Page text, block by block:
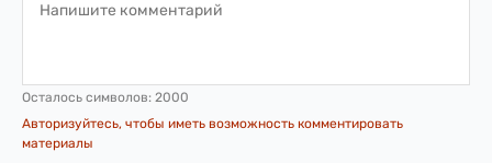
Осталось символов: 2000
Авторизуйтесь, чтобы иметь возможность комментировать
материалы